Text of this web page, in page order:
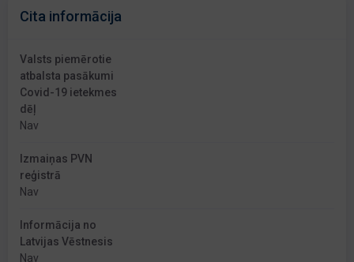
Cita informācija
Valsts piemērotie
atbalsta pasākumi
Covid-19 ietekmes
dēļ
Nav
Izmaiņas PVN
reģistrā
Nav
Informācija no
Latvijas Vēstnesis
Nav